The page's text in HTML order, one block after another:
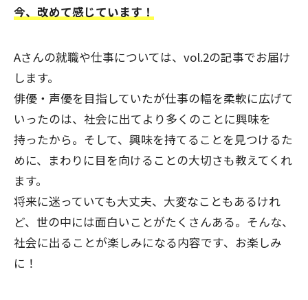
今、改めて感じています！
Aさんの就職や仕事については、vol.2の記事でお届け
します。
俳優・声優を目指していたが仕事の幅を柔軟に広げて
いったのは、社会に出てより多くのことに興味を
持ったから。そして、興味を持てることを見つけるた
めに、まわりに目を向けることの大切さも教えてくれ
ます。
将来に迷っていても大丈夫、大変なこともあるけれ
ど、世の中には面白いことがたくさんある。そんな、
社会に出ることが楽しみになる内容です、お楽しみ
に！